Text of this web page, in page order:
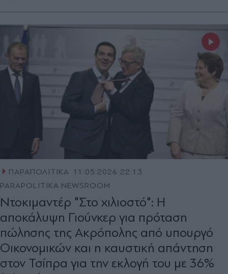
ΠΑΡΑΠΟΛΙΤΙΚΑ 11.05.2026 22:13
PARAPOLITIKA NEWSROOM
Ντοκιμαντέρ "Στο χιλιοστό": Η
αποκάλυψη Γιούνκερ για πρόταση
πώλησης της Ακρόπολης από υπουργό
Οικονομικών και η καυστική απάντηση
στον Τσίπρα για την εκλογή του με 36%